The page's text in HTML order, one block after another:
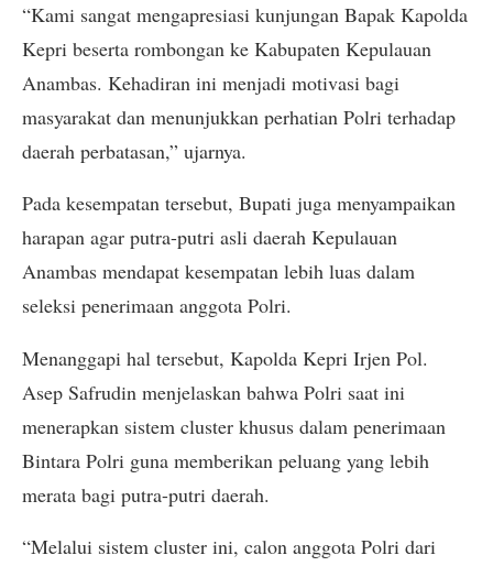
“Kami sangat mengapresiasi kunjungan Bapak Kapolda
Kepri beserta rombongan ke Kabupaten Kepulauan
Anambas. Kehadiran ini menjadi motivasi bagi
masyarakat dan menunjukkan perhatian Polri terhadap
daerah perbatasan,” ujarnya.
Pada kesempatan tersebut, Bupati juga menyampaikan
harapan agar putra-putri asli daerah Kepulauan
Anambas mendapat kesempatan lebih luas dalam
seleksi penerimaan anggota Polri.
Menanggapi hal tersebut, Kapolda Kepri Irjen Pol.
Asep Safrudin menjelaskan bahwa Polri saat ini
menerapkan sistem cluster khusus dalam penerimaan
Bintara Polri guna memberikan peluang yang lebih
merata bagi putra-putri daerah.
“Melalui sistem cluster ini, calon anggota Polri dari